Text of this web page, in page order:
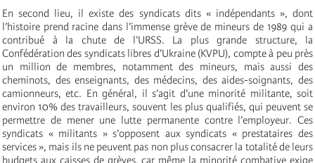
En second lieu, il existe des syndicats dits « indépendants », dont
l’histoire prend racine dans l’immense grève de mineurs de 1989 qui a
contribué à la chute de l’URSS. La plus grande structure, la
Confédération des syndicats libres d’Ukraine (KVPU), compte à peu près
un million de membres, notamment des mineurs, mais aussi des
cheminots, des enseignants, des médecins, des aides-soignants, des
camionneurs, etc. En général, il s’agit d’une minorité militante, soit
environ 10% des travailleurs, souvent les plus qualifiés, qui peuvent se
permettre de mener une lutte permanente contre l’employeur. Ces
syndicats « militants » s’opposent aux syndicats « prestataires des
services », mais ils ne peuvent pas non plus consacrer la totalité de leurs
budgets aux caisses de grèves, car même la minorité combative exige